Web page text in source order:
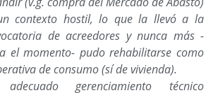
contexto hostil, lo que la llevó a la
de acreedores y nunca más -
el momento- pudo rehabilitarse como
de consumo (sí de vivienda).
gerenciamiento técnico